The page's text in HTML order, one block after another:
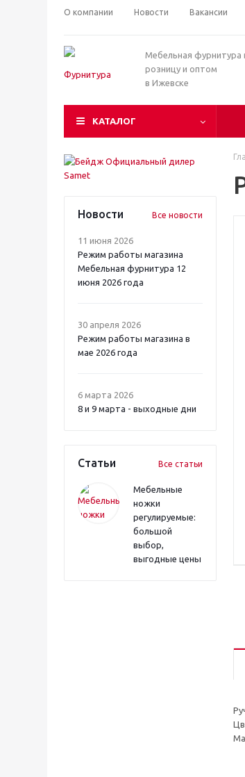
О компании Новости Вакансии
Мебельная фурнитура
розницу и оптом
в Ижевске
КАТАЛОГ
Новости Все новости
11 июня 2026
Режим работы магазина
Мебельная фурнитура 12
июня 2026 года
30 апреля 2026
Режим работы магазина в
мае 2026 года
6 марта 2026
8 и 9 марта - выходные дни
Статьи Все статьи
Мебельные
ножки
регулируемые:
большой
выбор,
выгодные цены